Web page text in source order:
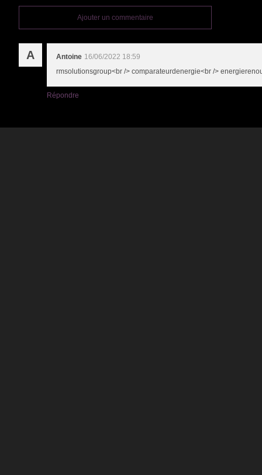
Ajouter un commentaire
A Antoine 16/06/2022 18:59
rmsolutionsgroup<br /> comparateurdenergie<br />
Répondre